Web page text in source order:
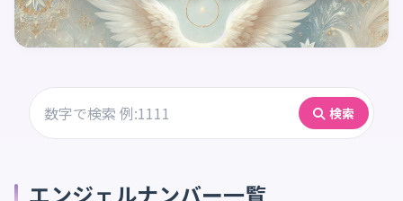
検索
エンジェルナンバー一覧